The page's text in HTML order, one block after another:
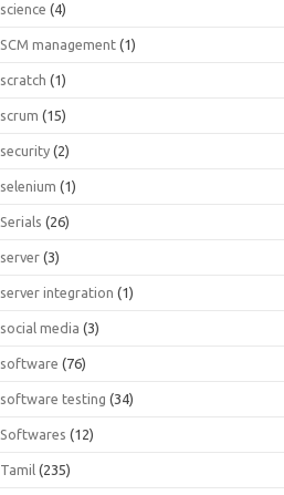
science (4)
SCM management (1)
scratch (1)
scrum (15)
security (2)
selenium (1)
Serials (26)
server (3)
server integration (1)
social media (3)
software (76)
software testing (34)
Softwares (12)
Tamil (235)